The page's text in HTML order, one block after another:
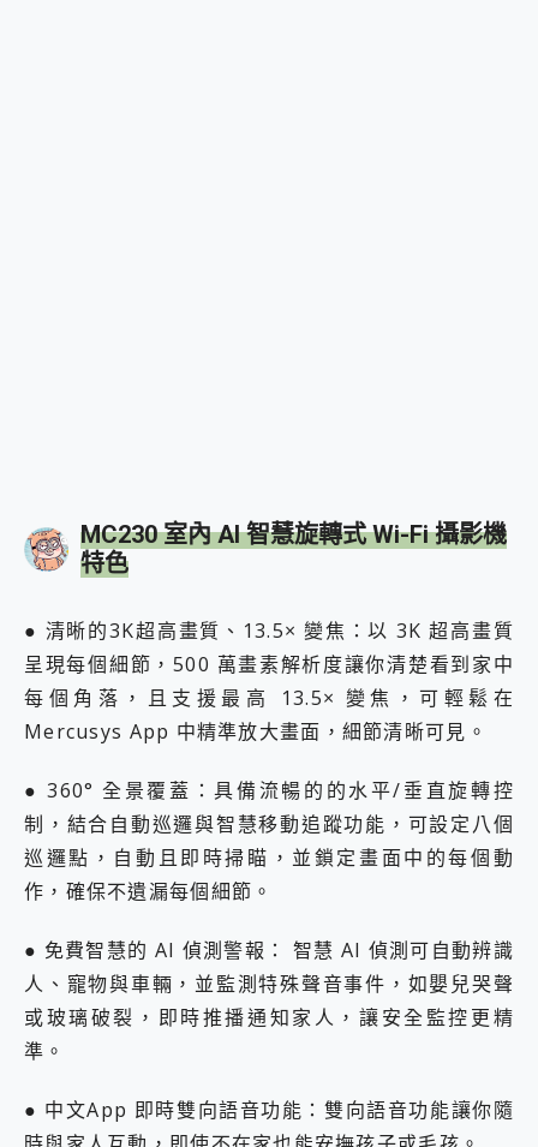
MC230 室內 AI 智慧旋轉式 Wi-Fi 攝影機
特色
● 清晰的3K超高畫質、13.5× 變焦：以 3K 超高畫質
呈現每個細節，500 萬畫素解析度讓你清楚看到家中
每個角落，且支援最高 13.5× 變焦，可輕鬆在
Mercusys App 中精準放大畫面，細節清晰可見。
● 360° 全景覆蓋：具備流暢的的水平/垂直旋轉控
制，結合自動巡邏與智慧移動追蹤功能，可設定八個
巡邏點，自動且即時掃瞄，並鎖定畫面中的每個動
作，確保不遺漏每個細節。
● 免費智慧的 AI 偵測警報： 智慧 AI 偵測可自動辨識
人、寵物與車輛，並監測特殊聲音事件，如嬰兒哭聲
或玻璃破裂，即時推播通知家人，讓安全監控更精
準。
● 中文App 即時雙向語音功能：雙向語音功能讓你隨